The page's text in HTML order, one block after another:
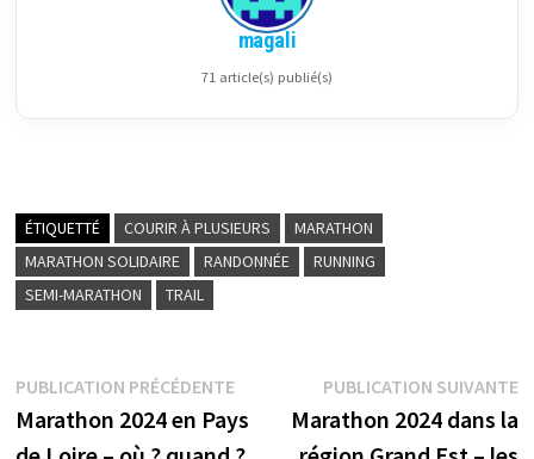
magali
71 article(s) publié(s)
ÉTIQUETTÉ COURIR À PLUSIEURS
MARATHON
MARATHON SOLIDAIRE
RANDONNÉE
RUNNING
SEMI-MARATHON
TRAIL
Navigation
de
PUBLICATION PRÉCÉDENTEPublication
précédente :
Marathon 2024 en Pays
PUBLICATION SUIVANTE
Marathon 2024 dans la